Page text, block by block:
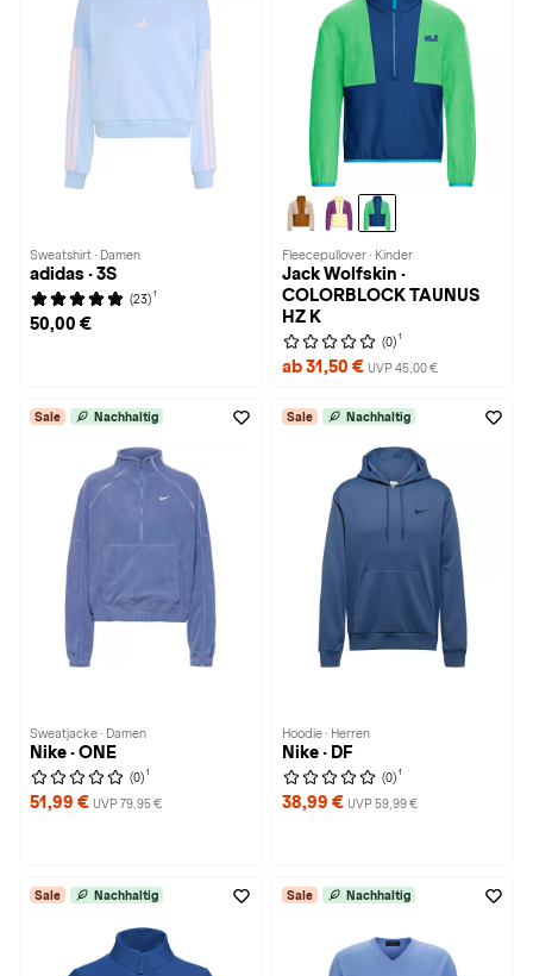
Sweatshirt · Damen
adidas · 3S
(23) 1
50,00 €
Fleecepullover · Kinder
Jack Wolfskin ·
COLORBLOCK TAUNUS
HZ K
(0) 1
ab 31,50 € UVP 45,00 €
Sale Nachhaltig
Sweatjacke · Damen
Nike · ONE
(0) 1
51,99 € UVP 79,95 €
Sale Nachhaltig
Hoodie · Herren
Nike · DF
(0) 1
38,99 € UVP 59,99 €
Sale Nachhaltig Sale Nachhaltig